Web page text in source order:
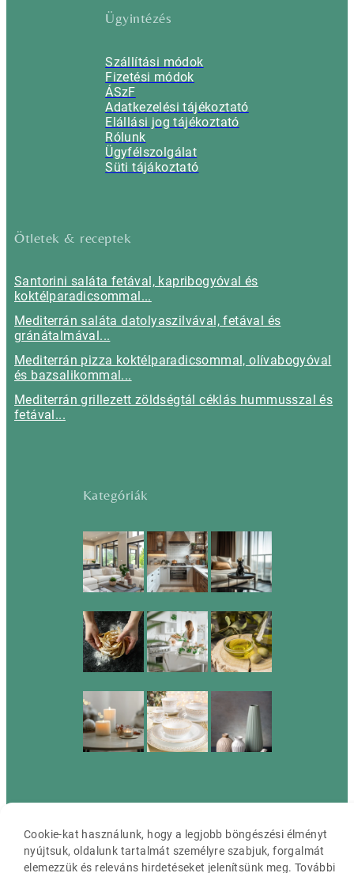
Ügyintézés
Szállítási módok
Fizetési módok
ÁSzF
Adatkezelési tájékoztató
Elállási jog tájékoztató
Rólunk
Ügyfélszolgálat
Süti tájákoztató
Ötletek & receptek
Santorini saláta fetával, kapribogyóval és
koktélparadicsommal...
Mediterrán saláta datolyaszilvával, fetával és
gránátalmával...
Mediterrán pizza koktélparadicsommal, olívabogyóval
és bazsalikommal...
Mediterrán grillezett zöldségtál céklás hummusszal és
fetával...
Kategóriák
Cookie-kat használunk, hogy a legjobb böngészési élményt
nyújtsuk, oldalunk tartalmát személyre szabjuk, forgalmát
elemezzük és releváns hirdetéseket jelenítsünk meg. További